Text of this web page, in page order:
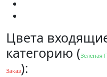
Цвета
категорию (Зёлёная
Заказ):